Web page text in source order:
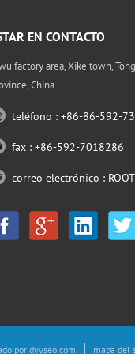
EN CONTACTO
factory area, Xike town,
China
teléfono : +86-86-592-
fax : +86-592-7018286
correo electrónico :
por dyyseo.com. mapa del